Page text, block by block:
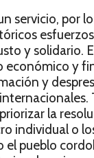
servicio, por
y solidario.
y
y
la
individual o
pueblo